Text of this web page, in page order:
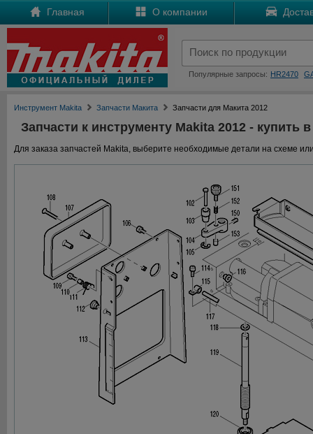
Главная О компании
Популярные запросы: HR2470
Инструмент Makita Запчасти Макита Запчасти для Макита 2012
Запчасти к инструменту Makita 2012 - купить
Для заказа запчастей Makita, выберите необходимые детали на схеме